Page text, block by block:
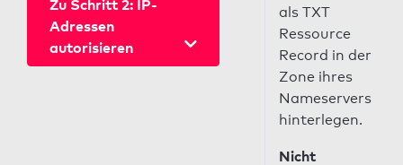
Zu Schritt 2: IP-
Adressen
autorisieren
als TXT
Ressource
Record in der
Zone ihres
Nameservers
hinterlegen.
Nicht